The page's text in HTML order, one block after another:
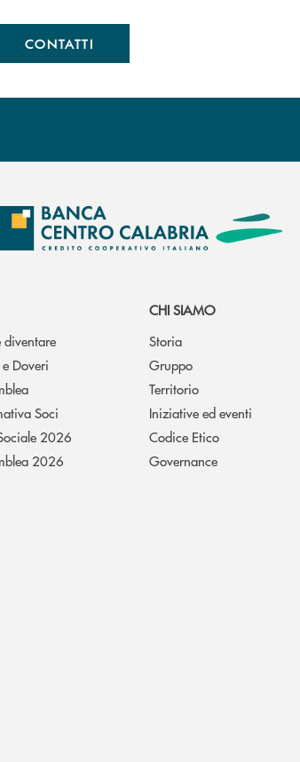
CONTATTI
diventare
Doveri
Soci
2026
2026
CHI SIAMO
Storia
Gruppo
Territorio
Iniziative ed eventi
Codice Etico
Governance